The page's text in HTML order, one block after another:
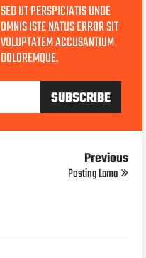
SED UT PERSPICIATIS UNDE
OMNIS ISTE NATUS ERROR SIT
VOLUPTATEM ACCUSANTIUM
DOLOREMQUE.
Previous
Posting Lama